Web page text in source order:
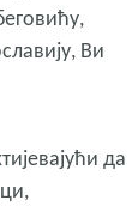
Ви
да